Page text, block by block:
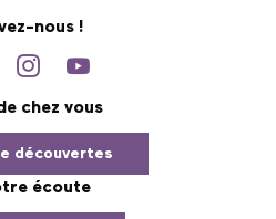
nous !
chez vous
découvertes
écoute